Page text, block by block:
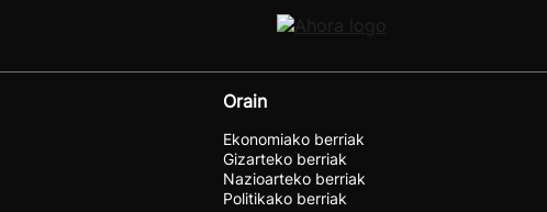
Orain
Ekonomiako berriak
Gizarteko berriak
Nazioarteko berriak
Politikako berriak